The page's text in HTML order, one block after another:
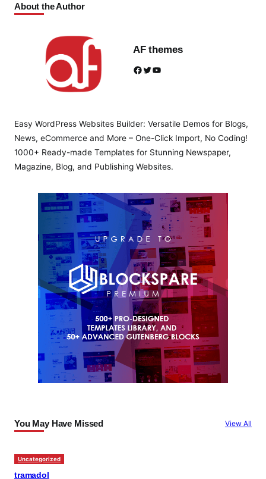
About the Author
AF themes
Facebook Twitter YouTube
Easy WordPress Websites Builder: Versatile Demos for Blogs,
News, eCommerce and More – One-Click Import, No Coding!
1000+ Ready-made Templates for Stunning Newspaper,
Magazine, Blog, and Publishing Websites.
You May Have Missed View All
Uncategorized
tramadol